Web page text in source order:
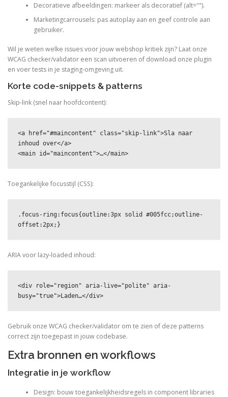
Decoratieve afbeeldingen: markeer als decoratief (alt="").
Marketingcarrousels: pas autoplay aan en geef controle aan
gebruiker.
Wil je weten welke issues voor jouw webshop kritiek zijn? Laat onze
WCAG checker/validator een scan uitvoeren of download onze plugin
en voer tests in je staging-omgeving uit.
Korte code-snippets & patterns
Skip-link (snel naar hoofdcontent):
<a href="#maincontent" class="skip-link">Sla naar
inhoud over</a>
<main id="maincontent">…</main>
Toegankelijke focusstijl (CSS):
.focus-ring:focus{outline:3px solid #005fcc;outline-
offset:2px;}
ARIA voor lazy-loaded inhoud:
<div role="region" aria-live="polite" aria-
busy="true">Laden…</div>
Gebruik onze WCAG checker/validator om te zien of deze patterns
correct zijn toegepast in jouw codebase.
Extra bronnen en workflows
Integratie in je workflow
Design: bouw toegankelijkheidsregels in component libraries